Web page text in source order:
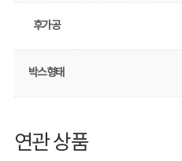
후가공
박스형태
연관 상품